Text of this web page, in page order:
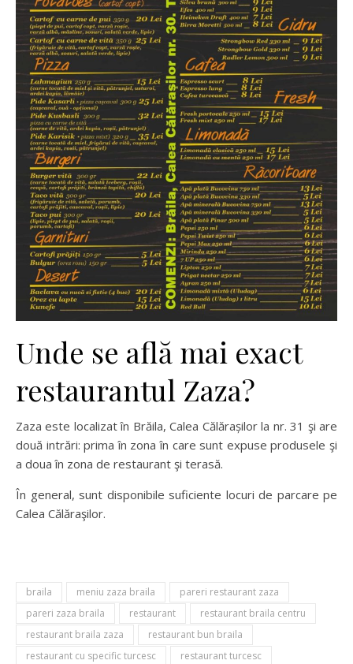
Unde se află mai exact
restaurantul Zaza?
Zaza este localizat în Brăila, Calea Călărașilor la nr. 31 şi are
două intrări: prima în zona în care sunt expuse produsele şi
a doua în zona de restaurant şi terasă.
În general, sunt disponibile suficiente locuri de parcare pe
Calea Călăraşilor.
braila meniu zaza braila
pareri restaurant zaza
pareri zaza braila
restaurant
restaurant braila centru
restaurant braila zaza
restaurant bun braila
restaurant cu specific turcesc
restaurant turcesc